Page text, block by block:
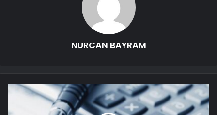
NURCAN BAYRAM